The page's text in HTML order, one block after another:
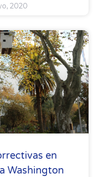
2020
en
Washington